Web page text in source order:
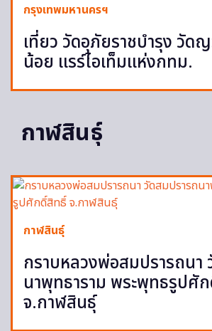
กรุงเทพมหานครฯ
เที่ยว วัดอุภัยราชบำรุง วัด
น้อย แรร์ไอเท็มแห่งกทม.
กาฬสินธุ์
กาฬสินธุ์
กราบหลวงพ่อสมปรารถนา
นาพุทธาราม พระพุทธรูปศั
จ.กาฬสินธุ์